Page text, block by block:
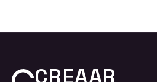
CREAAR